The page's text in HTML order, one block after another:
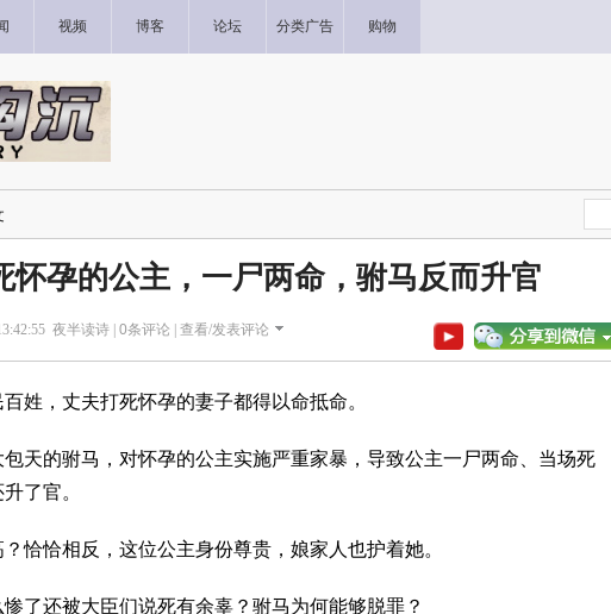
视频 博客 论坛 分类广告 购物
怀孕的公主，一尸两命，驸马反而升官
夜半读诗 | 0条评论 | 查看/发表评论
姓，丈夫打死怀孕的妻子都得以命抵命。
天的驸马，对怀孕的公主实施严重家暴，导致公主一尸两命、当场死
了官。
恰恰相反，这位公主身份尊贵，娘家人也护着她。
了还被大臣们说死有余辜？驸马为何能够脱罪？